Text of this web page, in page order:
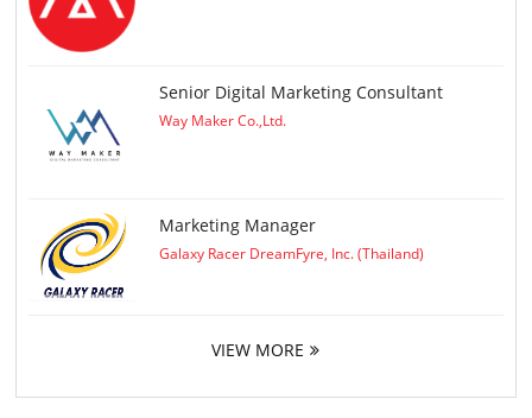
Senior Digital Marketing Consultant
Way Maker Co.,Ltd.
Marketing Manager
Galaxy Racer DreamFyre, Inc. (Thailand)
VIEW MORE